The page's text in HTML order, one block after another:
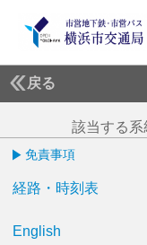
戻る
該当する系
免責事項
経路・時刻表
English